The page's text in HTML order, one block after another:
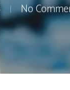
No